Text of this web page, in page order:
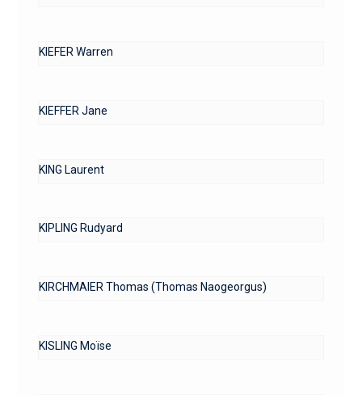
KIEFER Warren
KIEFFER Jane
KING Laurent
KIPLING Rudyard
KIRCHMAIER Thomas (Thomas Naogeorgus)
KISLING Moïse